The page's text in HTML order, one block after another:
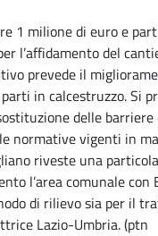
1 milione di euro e
l’affidamento del
prevede il
in calcestruzzo. Si
delle barriere
normative vigenti in
riveste una
l’area comunale con
di rilievo sia per il
Lazio-Umbria.